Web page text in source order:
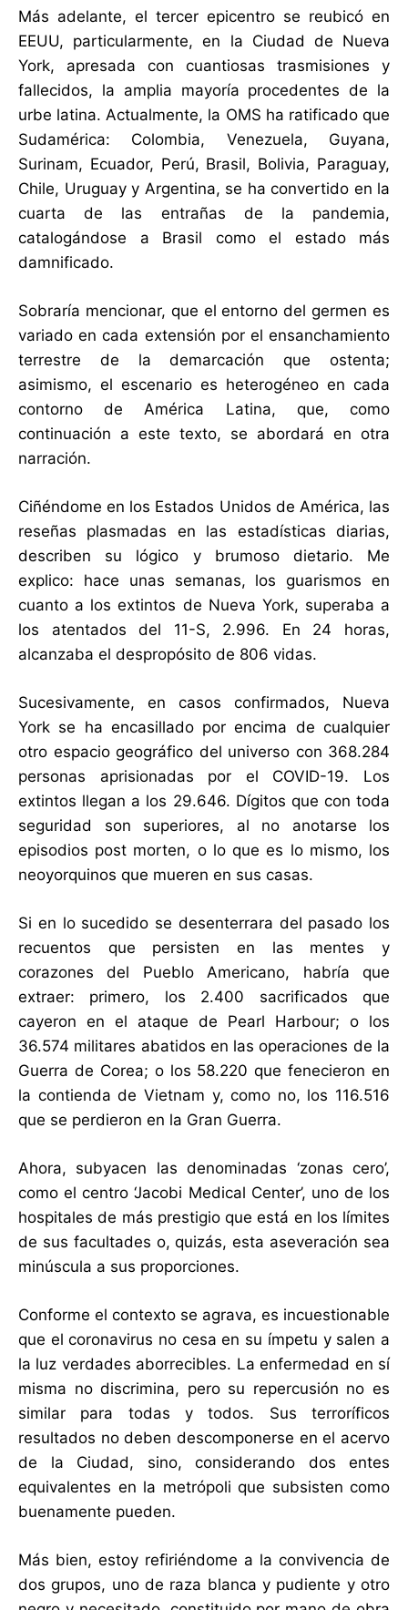
Más adelante, el tercer epicentro se reubicó en
EEUU, particularmente, en la Ciudad de Nueva
York, apresada con cuantiosas trasmisiones y
fallecidos, la amplia mayoría procedentes de la
urbe latina. Actualmente, la OMS ha ratificado que
Sudamérica: Colombia, Venezuela, Guyana,
Surinam, Ecuador, Perú, Brasil, Bolivia, Paraguay,
Chile, Uruguay y Argentina, se ha convertido en la
cuarta de las entrañas de la pandemia,
catalogándose a Brasil como el estado más
damnificado.
Sobraría mencionar, que el entorno del germen es
variado en cada extensión por el ensanchamiento
terrestre de la demarcación que ostenta;
asimismo, el escenario es heterogéneo en cada
contorno de América Latina, que, como
continuación a este texto, se abordará en otra
narración.
Ciñéndome en los Estados Unidos de América, las
reseñas plasmadas en las estadísticas diarias,
describen su lógico y brumoso dietario. Me
explico: hace unas semanas, los guarismos en
cuanto a los extintos de Nueva York, superaba a
los atentados del 11-S, 2.996. En 24 horas,
alcanzaba el despropósito de 806 vidas.
Sucesivamente, en casos confirmados, Nueva
York se ha encasillado por encima de cualquier
otro espacio geográfico del universo con 368.284
personas aprisionadas por el COVID-19. Los
extintos llegan a los 29.646. Dígitos que con toda
seguridad son superiores, al no anotarse los
episodios post morten, o lo que es lo mismo, los
neoyorquinos que mueren en sus casas.
Si en lo sucedido se desenterrara del pasado los
recuentos que persisten en las mentes y
corazones del Pueblo Americano, habría que
extraer: primero, los 2.400 sacrificados que
cayeron en el ataque de Pearl Harbour; o los
36.574 militares abatidos en las operaciones de la
Guerra de Corea; o los 58.220 que fenecieron en
la contienda de Vietnam y, como no, los 116.516
que se perdieron en la Gran Guerra.
Ahora, subyacen las denominadas ‘zonas cero’,
como el centro ‘Jacobi Medical Center’, uno de los
hospitales de más prestigio que está en los límites
de sus facultades o, quizás, esta aseveración sea
minúscula a sus proporciones.
Conforme el contexto se agrava, es incuestionable
que el coronavirus no cesa en su ímpetu y salen a
la luz verdades aborrecibles. La enfermedad en sí
misma no discrimina, pero su repercusión no es
similar para todas y todos. Sus terroríficos
resultados no deben descomponerse en el acervo
de la Ciudad, sino, considerando dos entes
equivalentes en la metrópoli que subsisten como
buenamente pueden.
Más bien, estoy refiriéndome a la convivencia de
dos grupos, uno de raza blanca y pudiente y otro